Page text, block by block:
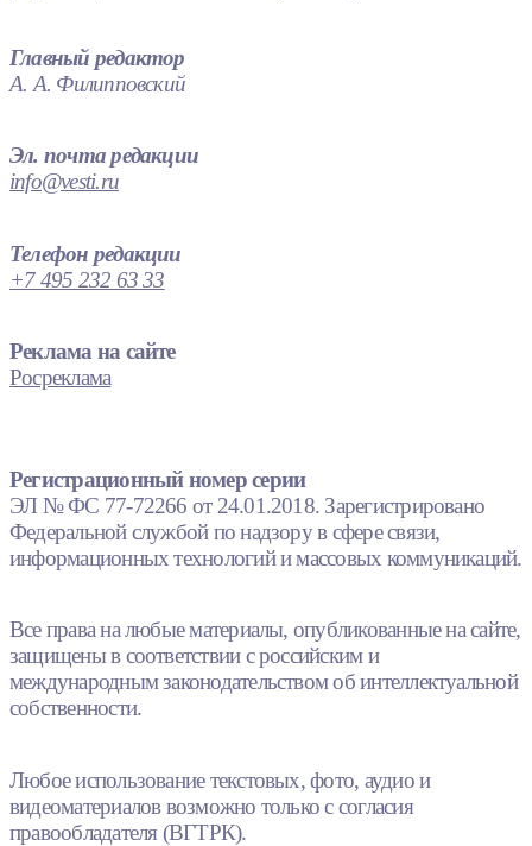
Главный редактор
А. А. Филипповский
Эл. почта редакции
info@vesti.ru
Телефон редакции
+7 495 232 63 33
Реклама на сайте
Росреклама
Регистрационный номер серии
ЭЛ № ФС 77-72266 от 24.01.2018. Зарегистрировано
Федеральной службой по надзору в сфере связи,
информационных технологий и массовых коммуникаций.
Все права на любые материалы, опубликованные на сайте,
защищены в соответствии с российским и
международным законодательством об интеллектуальной
собственности.
Любое использование текстовых, фото, аудио и
видеоматериалов возможно только с согласия
правообладателя (ВГТРК).